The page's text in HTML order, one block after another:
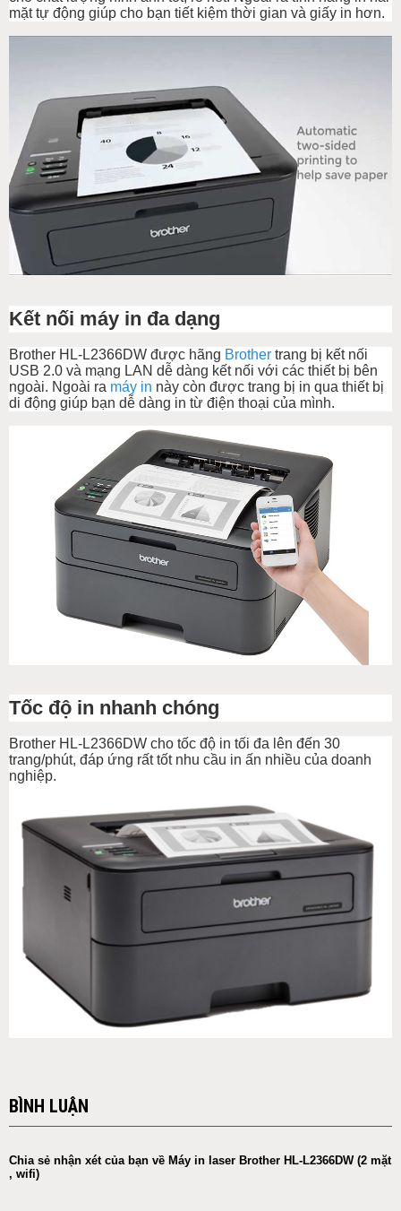
mặt tự động giúp cho bạn tiết kiệm thời gian và giấy in hơn.
Kết nối máy in đa dạng
Brother HL-L2366DW được hãng Brother trang bị kết nối
USB 2.0 và mạng LAN dễ dàng kết nối với các thiết bị bên
ngoài. Ngoài ra máy in này còn được trang bị in qua thiết bị
di động giúp bạn dễ dàng in từ điện thoại của mình.
Tốc độ in nhanh chóng
Brother HL-L2366DW cho tốc độ in tối đa lên đến 30
trang/phút, đáp ứng rất tốt nhu cầu in ấn nhiều của doanh
nghiệp.
BÌNH LUẬN
Chia sẻ nhận xét của bạn về Máy in laser Brother HL-L2366DW (2 mặt
, wifi)